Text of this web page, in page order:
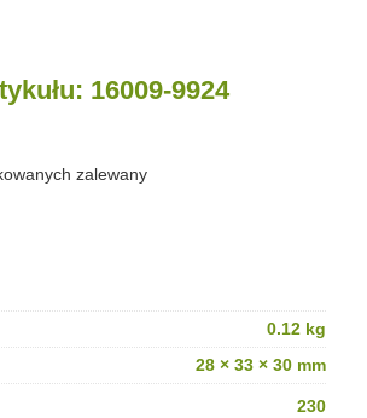
16009-9924
zalewany
0.12 kg
28 × 33 × 30 mm
230